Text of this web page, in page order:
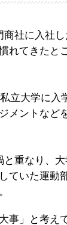
商社に入社
れてきたと
立大学に入
メントなど
と重なり、
ていた運動
事」と考え